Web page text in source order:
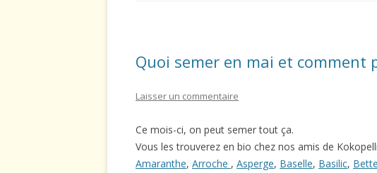
k k
Quoi semer en mai et comment
Laisser un commentaire
Ce mois-ci, on peut semer tout ça.
Vous les trouverez en bio chez nos amis de
Amaranthe, Arroche , Asperge, Baselle, Basilic,